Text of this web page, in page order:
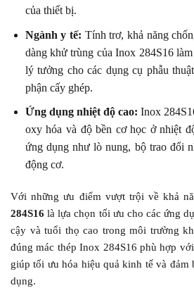
của thiết bị.
Ngành y tế: Tính trơ, khả năng
dàng khử trùng của Inox 284S16
lý tưởng cho các dụng cụ phẫu
phận cấy ghép.
Ứng dụng nhiệt độ cao: Inox
oxy hóa và độ bền cơ học ở nhiệt
ứng dụng như lò nung, bộ trao đổi
động cơ.
Với những ưu điểm vượt trội về khả
284S16 là lựa chọn tối ưu cho các ứng
cậy và tuổi thọ cao trong môi trường
đúng mác thép Inox 284S16 phù hợp
giúp tối ưu hóa hiệu quả kinh tế và đảm
dụng.